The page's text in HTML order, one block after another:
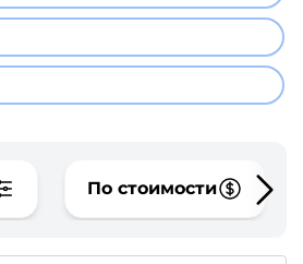
По стоимости